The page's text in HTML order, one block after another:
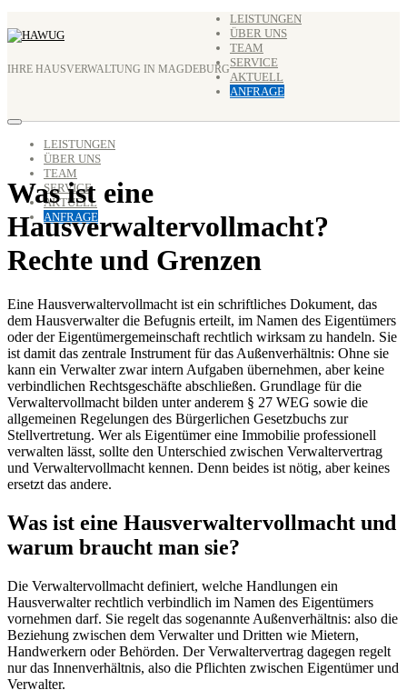
Inhalt
IHRE HAUSVERWALTUNG IN MAGDEBURG
LEISTUNGEN
ÜBER UNS
TEAM
SERVICE
AKTUELL
ANFRAGE
LEISTUNGEN
ÜBER UNS
TEAM
SERVICE
AKTUELL
ANFRAGE
Was ist eine
Hausverwaltervollmacht?
Rechte und Grenzen
Eine Hausverwaltervollmacht ist ein schriftliches Dokument, das
dem Hausverwalter die Befugnis erteilt, im Namen des Eigentümers
oder der Eigentümergemeinschaft rechtlich wirksam zu handeln. Sie
ist damit das zentrale Instrument für das Außenverhältnis: Ohne sie
kann ein Verwalter zwar intern Aufgaben übernehmen, aber keine
verbindlichen Rechtsgeschäfte abschließen. Grundlage für die
Verwaltervollmacht bilden unter anderem § 27 WEG sowie die
allgemeinen Regelungen des Bürgerlichen Gesetzbuchs zur
Stellvertretung. Wer als Eigentümer eine Immobilie professionell
verwalten lässt, sollte den Unterschied zwischen Verwaltervertrag
und Verwaltervollmacht kennen. Denn beides ist nötig, aber keines
ersetzt das andere.
Was ist eine Hausverwaltervollmacht und
warum braucht man sie?
Die Verwaltervollmacht definiert, welche Handlungen ein
Hausverwalter rechtlich verbindlich im Namen des Eigentümers
vornehmen darf. Sie regelt das sogenannte Außenverhältnis: also die
Beziehung zwischen dem Verwalter und Dritten wie Mietern,
Handwerkern oder Behörden. Der Verwaltervertrag dagegen regelt
nur das Innenverhältnis, also die Pflichten zwischen Eigentümer und
Verwalter.